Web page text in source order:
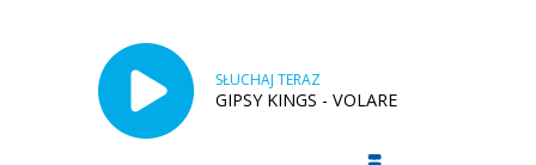
SŁUCHAJ TERAZ
GIPSY KINGS - VOLARE